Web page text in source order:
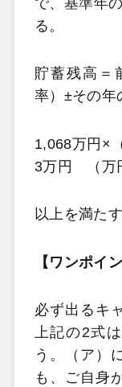
る。
貯蓄残高＝
率）±その年
1,068万円×
3万円 （万
以上を満た
【ワンポイ
必ず出るキ
上記の2式
う。（ア）
も、ご自身